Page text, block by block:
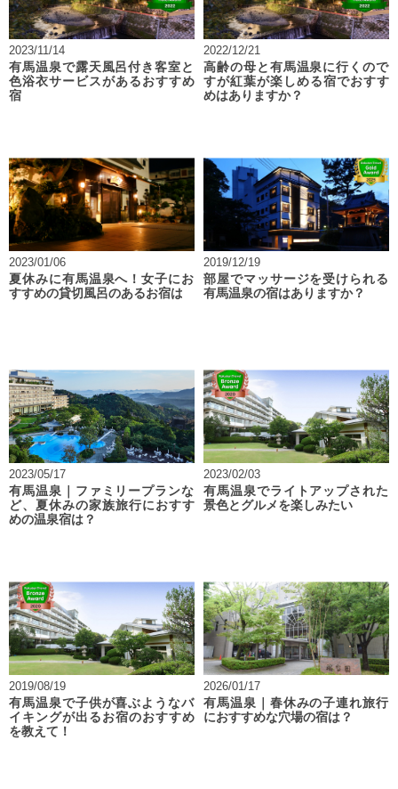
2023/11/14
有馬温泉で露天風呂付き客室と
色浴衣サービスがあるおすすめ
宿
2022/12/21
高齢の母と有馬温泉に行くので
すが紅葉が楽しめる宿でおすす
めはありますか？
2023/01/06
夏休みに有馬温泉へ！女子にお
すすめの貸切風呂のあるお宿は
2019/12/19
部屋でマッサージを受けられる
有馬温泉の宿はありますか？
2023/05/17
有馬温泉｜ファミリープランな
ど、夏休みの家族旅行におすす
めの温泉宿は？
2023/02/03
有馬温泉でライトアップされた
景色とグルメを楽しみたい
2019/08/19
有馬温泉で子供が喜ぶようなバ
イキングが出るお宿のおすすめ
を教えて！
2026/01/17
有馬温泉｜春休みの子連れ旅行
におすすめな穴場の宿は？